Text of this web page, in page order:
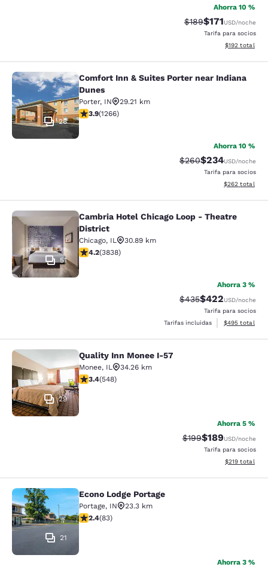
Ahorra 10 %
Precio tachado:
$189Precio con
$171USD/noche
Tarifa para socios
Ver detalles
$192 total
Comfort Inn & Suites Porter near
28
Comfort Inn & Suites Porter near Indiana
Dunes
Porter, IN
29.21 km
calificación de 3.91 estrellas. Bueno. 1266 reseñas
3.9(1266)
Ahorra 10 %
Precio tachado:
$260Precio con
$234USD/noche
Tarifa para socios
Ver detalles
$262 total
Cambria Hotel Chicago Loop -
51
Cambria Hotel Chicago Loop - Theatre
District
Chicago, IL
30.89 km
calificación de 4.21 estrellas. Excelente. 3838 reseñas
4.2(3838)
Ahorra 3 %
Precio tachado:
$435Precio con
$422USD/noche
Tarifa para socios
Tarifas incluidas
Ver detalles
$495 total
Quality Inn Monee I-57
29
Quality Inn Monee I-57
Monee, IL
34.26 km
calificación de 3.43 estrellas. Bueno. 548 reseñas
3.4(548)
Ahorra 5 %
Precio tachado:
$199Precio con
$189USD/noche
Tarifa para socios
Ver detalles
$219 total
Econo Lodge Portage
21
Econo Lodge Portage
Portage, IN
23.3 km
calificación de 2.35 estrellas. Feria. 83 reseñas
2.4(83)
Ahorra 3 %